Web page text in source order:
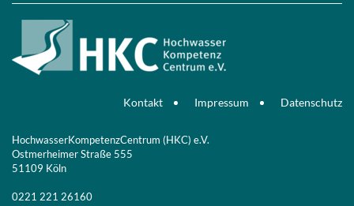
Kontakt Impressum Datenschutz
HochwasserKompetenzCentrum (HKC) e.V.
Ostmerheimer Straße 555
51109 Köln
0221 221 26160